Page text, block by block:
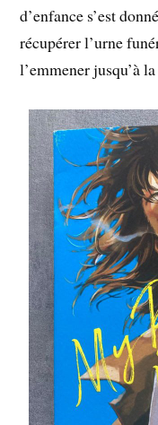
d’enfance s’est
récupérer l’urne
l’emmener jusqu’à